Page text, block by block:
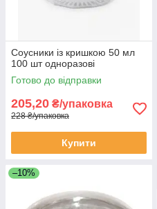
Соусники із кришкою 50 мл
100 шт одноразові
Готово до відправки
205,20 ₴/упаковка
228 ₴/упаковка
Купити
–10%